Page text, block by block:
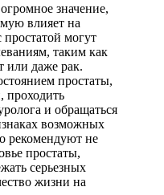
значение,
влияет на
могут
таким как
или даже рак.
простаты,
проходить
и обращаться
возможных
рекомендуют не
простаты,
серьезных
жизни на